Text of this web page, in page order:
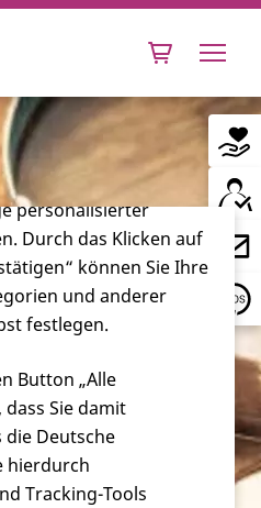
Cookies und
Cookies und
Betrieb der Webseite
die zu statistischen
Bedienbarkeit der
personalisierter
Durch das Klicken auf
können Sie Ihre
und anderer
festlegen.
Button „Alle
Sie damit
die Deutsche
hierdurch
Tracking-Tools